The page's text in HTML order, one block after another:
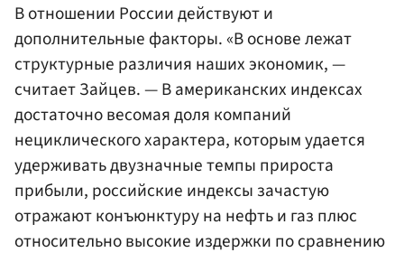
В отношении России действуют и
дополнительные факторы. «В основе лежат
структурные различия наших экономик, —
считает Зайцев. — В американских индексах
достаточно весомая доля компаний
нециклического характера, которым удается
удерживать двузначные темпы прироста
прибыли, российские индексы зачастую
отражают конъюнктуру на нефть и газ плюс
относительно высокие издержки по сравнению